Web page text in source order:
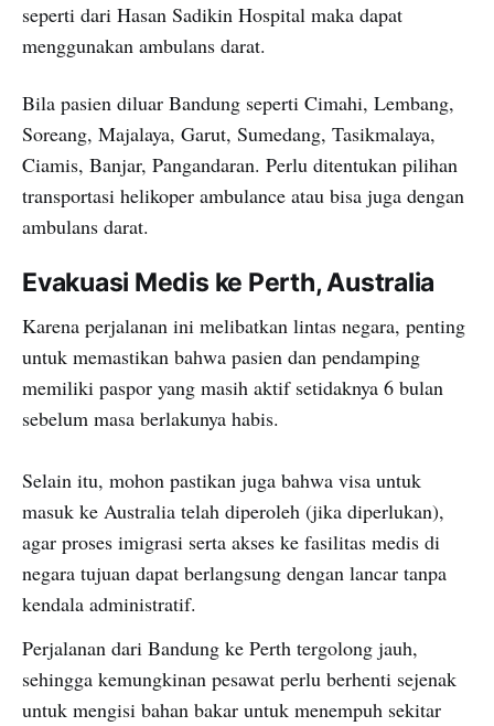
seperti dari Hasan Sadikin Hospital maka dapat
menggunakan ambulans darat.
Bila pasien diluar Bandung seperti Cimahi, Lembang,
Soreang, Majalaya, Garut, Sumedang, Tasikmalaya,
Ciamis, Banjar, Pangandaran. Perlu ditentukan pilihan
transportasi helikoper ambulance atau bisa juga dengan
ambulans darat.
Evakuasi Medis ke Perth, Australia
Karena perjalanan ini melibatkan lintas negara, penting
untuk memastikan bahwa pasien dan pendamping
memiliki paspor yang masih aktif setidaknya 6 bulan
sebelum masa berlakunya habis.
Selain itu, mohon pastikan juga bahwa visa untuk
masuk ke Australia telah diperoleh (jika diperlukan),
agar proses imigrasi serta akses ke fasilitas medis di
negara tujuan dapat berlangsung dengan lancar tanpa
kendala administratif.
Perjalanan dari Bandung ke Perth tergolong jauh,
sehingga kemungkinan pesawat perlu berhenti sejenak
untuk mengisi bahan bakar untuk menempuh sekitar